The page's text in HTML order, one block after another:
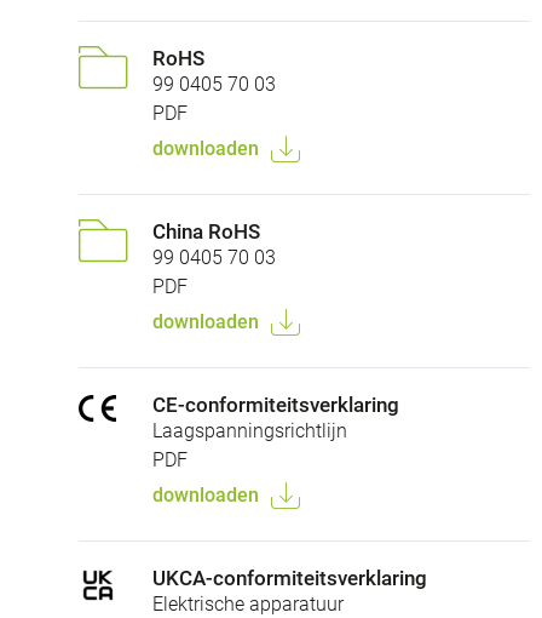
RoHS
99 0405 70 03
PDF
downloaden
China RoHS
99 0405 70 03
PDF
downloaden
CE-conformiteitsverklaring
Laagspanningsrichtlijn
PDF
downloaden
UKCA-conformiteitsverklaring
Elektrische apparatuur